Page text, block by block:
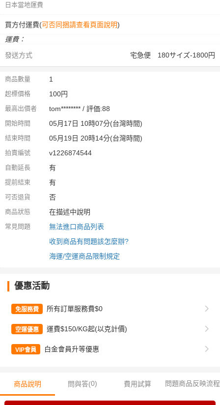
日本當地運費
買方付運費(可否同捆請查看頁面說明)
運費：
發送方式
宅急便 180サイズ-1800円
商品數量 1
起標價格 100円
最高出價者 tom******** / 評価:88
開始時間 05月17日 10時07分(台灣時間)
結束時間 05月19日 20時14分(台灣時間)
拍賣編號 v1226874544
自動延長 有
提前結束 有
可否退貨 否
商品狀態 在描述中說明
常見問題
無法進口商品列表
收到商品有問題該怎麼辦?
海運/空運商品限制規定
優惠活動
免服務費 所有訂單服務費$0
空運優惠 運費$150/KG起(以克計價)
VIP會員 白金會員升等優惠
商品說明 問與答(0) 費用試算 問題商品反映流程